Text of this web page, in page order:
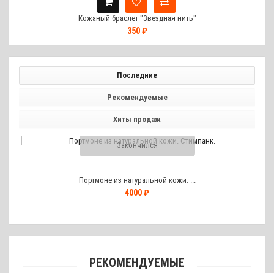
Кожаный браслет "Звездная нить"
350 ₽
Последние
Рекомендуемые
Хиты продаж
Закончился
Портмоне из натуральной кожи. ...
4000 ₽
РЕКОМЕНДУЕМЫЕ